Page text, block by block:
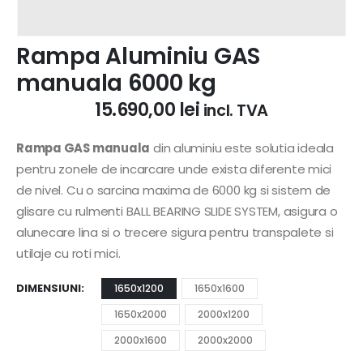
Rampa Aluminiu GAS
manuala 6000 kg
15.690,00 lei incl. TVA
Rampa GAS manuala din aluminiu este solutia ideala
pentru zonele de incarcare unde exista diferente mici
de nivel. Cu o sarcina maxima de 6000 kg si sistem de
glisare cu rulmenti BALL BEARING SLIDE SYSTEM, asigura o
alunecare lina si o trecere sigura pentru transpalete si
utilaje cu roti mici.
DIMENSIUNI 1650x1200
1650x1600
1650x2000
2000x1200
2000x1600
2000x2000